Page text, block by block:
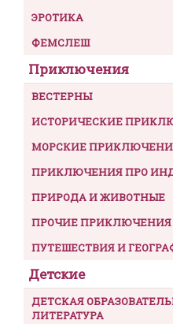
ЭРОТИКА
ФЕМСЛЕШ
Приключения
ВЕСТЕРНЫ
ИСТОРИЧЕСКИЕ
МОРСКИЕ
ПРИКЛЮЧЕНИЯ ПРО
ПРИРОДА И ЖИВОТНЫЕ
ПРОЧИЕ ПРИКЛЮЧЕНИЯ
ПУТЕШЕСТВИЯ И
Детские
ДЕТСКАЯ
ЛИТЕРАТУРА